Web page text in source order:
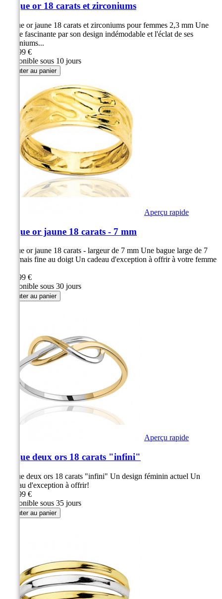
Bague or 18 carats et zirconiums
Bague or jaune 18 carats et zirconiums pour femmes 2,3 mm Une
bague fascinante par son design indémodable et l'éclat de ses
zirconiums...
339,99 €
Disponible sous 10 jours
Ajouter au panier
Aperçu rapide
Bague or jaune 18 carats - 7 mm
Bague or jaune 18 carats - largeur de 7 mm Une bague large de 7
mm mais fine au doigt Un cadeau d'exception à offrir à votre femme
349,99 €
Disponible sous 30 jours
Ajouter au panier
Aperçu rapide
Bague deux ors 18 carats "infini"
Bague deux ors 18 carats "infini" Un design féminin actuel Un
cadeau d'exception à offrir!
369,99 €
Disponible sous 35 jours
Ajouter au panier